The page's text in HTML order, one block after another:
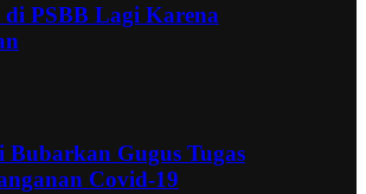
PSBB Lagi Karena
Bubarkan Gugus Tugas
Covid-19